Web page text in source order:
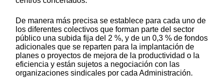
De manera más precisa se establece para cada uno de
los diferentes colectivos que forman parte del sector
público una subida fija del 2 %, y de un 0,3 % de fondos
adicionales que se reparten para la implantación de
planes o proyectos de mejora de la productividad o la
eficiencia y están sujetos a negociación con las
organizaciones sindicales por cada Administración.